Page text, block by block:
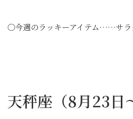
〇今週のラッキーアイテム……サラ
天秤座（8月23日